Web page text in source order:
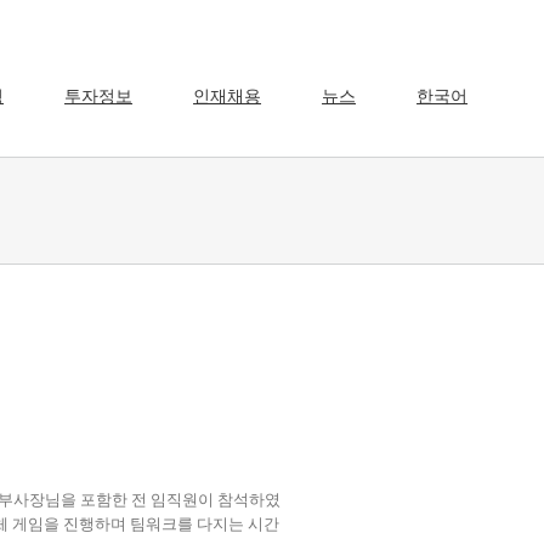
투자정보 인재채용 뉴스 한국어
사장님을 포함한 전 임직원이 참석하였
게임을 진행하며 팀워크를 다지는 시간